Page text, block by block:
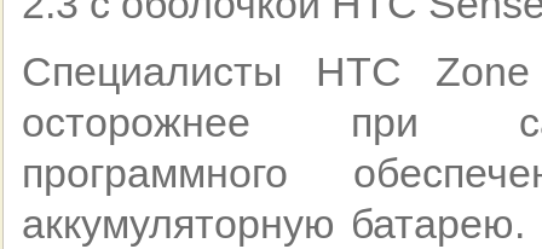
Специалисты HTC
осторожнее при
программного
аккумуляторную